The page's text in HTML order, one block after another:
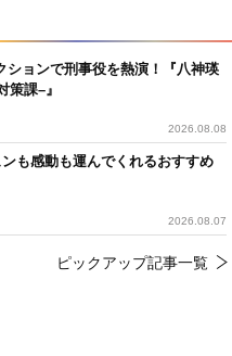
ションで刑事役を熱演！『八神瑛
策課–』
2026.08.08
も感動も運んでくれるおすすめ
2026.08.07
ピックアップ記事一覧